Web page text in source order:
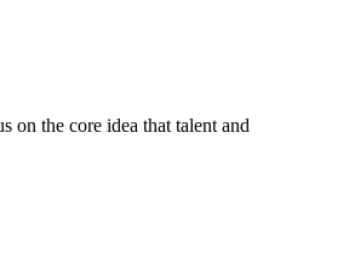
on the core idea that talent and